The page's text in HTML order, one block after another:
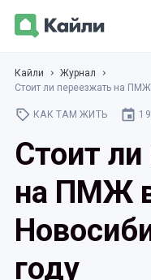
Кайли
Журнал
Стоит ли переезжать на
КАК ТАМ ЖИТЬ
Стоит
на ПМЖ
году